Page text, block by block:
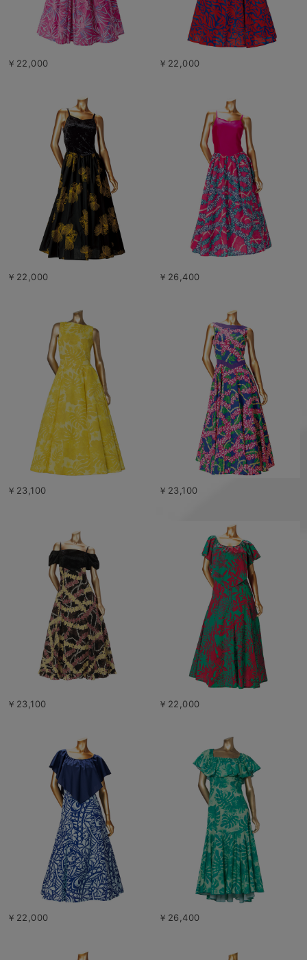
￥22,000 ￥22,000
￥22,000 ￥26,400
￥23,100 ￥23,100
￥23,100 ￥22,000
￥22,000 ￥26,400